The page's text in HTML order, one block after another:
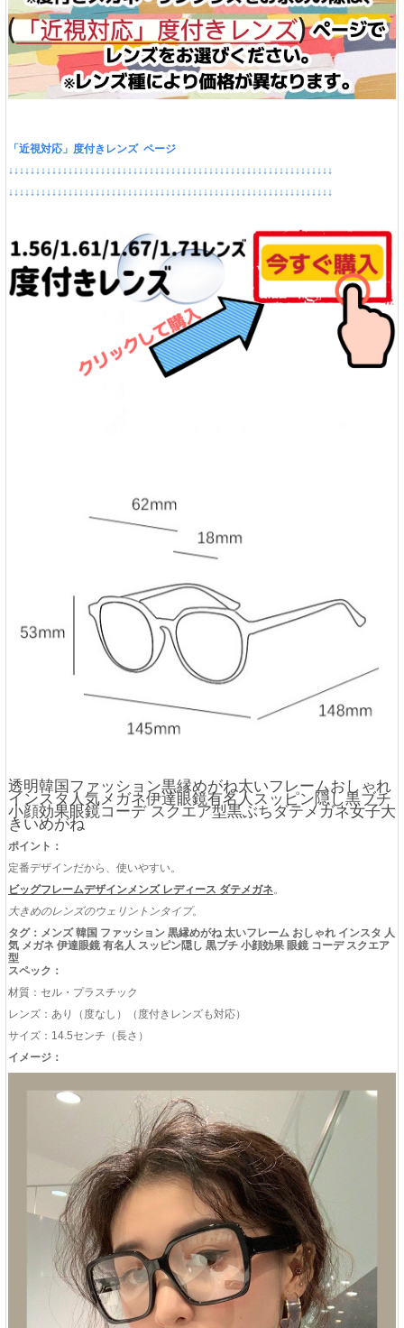
「近視対応」度付きレンズ ページ
↓↓↓↓↓↓↓↓↓↓↓↓↓↓↓↓↓↓↓↓↓↓↓↓↓↓↓↓↓↓↓↓↓↓↓↓↓↓↓↓↓↓↓↓↓↓↓↓↓↓↓↓↓↓↓↓↓↓↓↓
↓↓↓↓↓↓↓↓↓↓↓↓↓↓↓↓↓↓↓↓↓↓↓↓↓↓↓↓↓↓↓↓↓↓↓↓↓↓↓↓↓↓↓↓↓↓↓↓↓↓↓↓↓↓↓↓↓↓↓↓
透明韓国ファッション黒縁めがね太いフレームおしゃれ
インスタ人気メガネ伊達眼鏡有名人スッピン隠し黒ブチ
小顔効果眼鏡コーデ スクエア型黒ぶちダテメガネ女子大
きいめがね
ポイント：
定番デザインだから、使いやすい。
ビッグフレームデザインメンズ レディース ダテメガネ。
大きめのレンズのウェリントンタイプ。
タグ：メンズ 韓国 ファッション 黒縁めがね 太いフレーム おしゃれ インスタ 人
気 メガネ 伊達眼鏡 有名人 スッピン隠し 黒ブチ 小顔効果 眼鏡 コーデ スクエア
型
スペック：
材質：セル・プラスチック
レンズ：あり（度なし）（度付きレンズも対応）
サイズ：14.5センチ（長さ）
イメージ：